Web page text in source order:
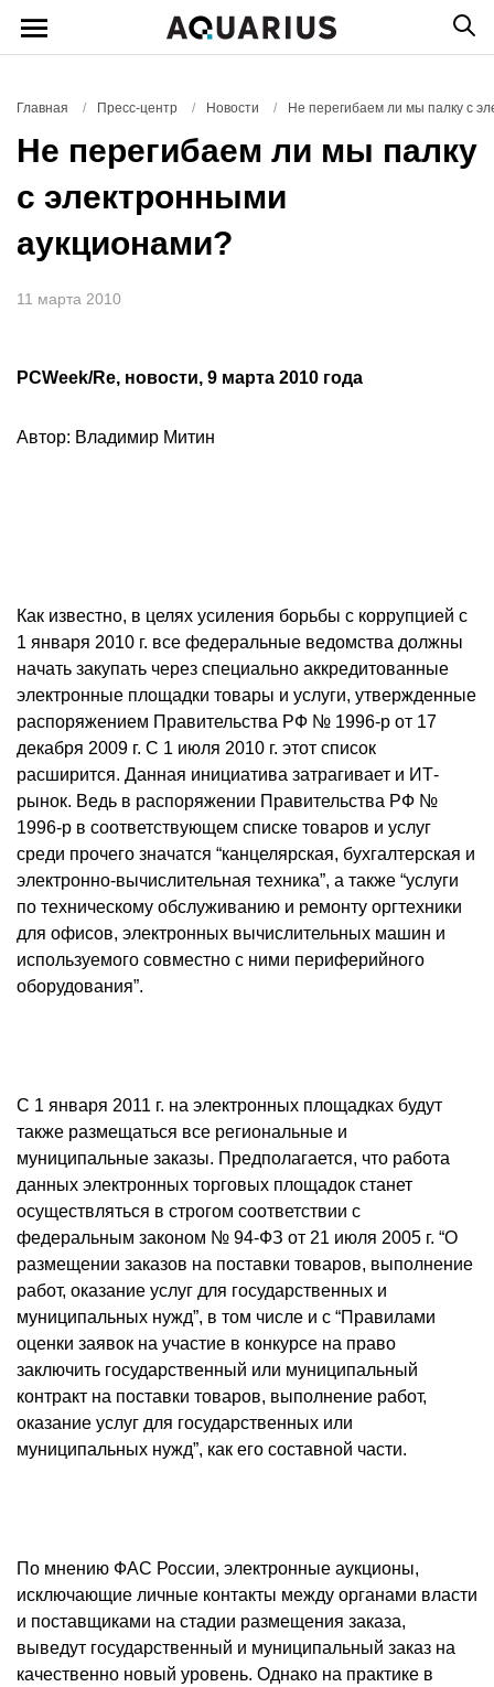
Главная / Пресс-центр / Новости / Не перегибаем ли мы палку с
Не перегибаем ли мы палку
с электронными
аукционами?
11 марта 2010
PCWeek/Re, новости, 9 марта 2010 года
Автор: Владимир Митин
Как известно, в целях усиления борьбы с коррупцией с
1 января 2010 г. все федеральные ведомства должны
начать закупать через специально аккредитованные
электронные площадки товары и услуги, утвержденные
распоряжением Правительства РФ № 1996-р от 17
декабря 2009 г. С 1 июля 2010 г. этот список
расширится. Данная инициатива затрагивает и ИТ-
рынок. Ведь в распоряжении Правительства РФ №
1996-р в соответствующем списке товаров и услуг
среди прочего значатся “канцелярская, бухгалтерская и
электронно-вычислительная техника”, а также “услуги
по техническому обслуживанию и ремонту оргтехники
для офисов, электронных вычислительных машин и
используемого совместно с ними периферийного
оборудования”.
С 1 января 2011 г. на электронных площадках будут
также размещаться все региональные и
муниципальные заказы. Предполагается, что работа
данных электронных торговых площадок станет
осуществляться в строгом соответствии с
федеральным законом № 94-ФЗ от 21 июля 2005 г. “О
размещении заказов на поставки товаров, выполнение
работ, оказание услуг для государственных и
муниципальных нужд”, в том числе и с “Правилами
оценки заявок на участие в конкурсе на право
заключить государственный или муниципальный
контракт на поставки товаров, выполнение работ,
оказание услуг для государственных или
муниципальных нужд”, как его составной части.
По мнению ФАС России, электронные аукционы,
исключающие личные контакты между органами власти
и поставщиками на стадии размещения заказа,
выведут государственный и муниципальный заказ на
качественно новый уровень. Однако на практике в